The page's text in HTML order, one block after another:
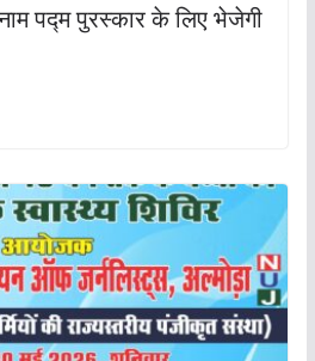
पद्म पुरस्कार के लिए भेजेगी